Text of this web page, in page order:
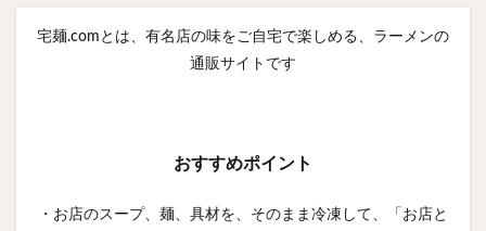
宅麺.comとは、有名店の味をご自宅で楽しめる、ラーメンの
通販サイトです
おすすめポイント
・お店のスープ、麺、具材を、そのまま冷凍して、「お店と